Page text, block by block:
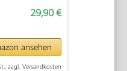
29,90 €
ansehen
zzgl. Versandkosten